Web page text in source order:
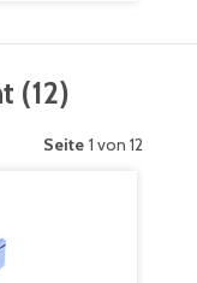
(12)
Seite 1 von 12